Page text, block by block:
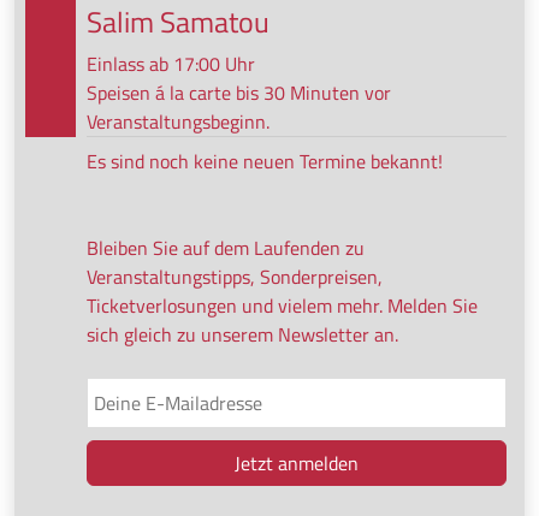
Salim Samatou
Einlass ab 17:00 Uhr
Speisen á la carte bis 30 Minuten vor
Veranstaltungsbeginn.
Es sind noch keine neuen Termine bekannt!
Bleiben Sie auf dem Laufenden zu
Veranstaltungstipps, Sonderpreisen,
Ticketverlosungen und vielem mehr. Melden Sie
sich gleich zu unserem Newsletter an.